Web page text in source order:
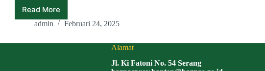
Read More
BAZNAS
Bantu
Anjir
admin Februari 24, 2025
Alamat
Jl. Ki Fatoni No. 54 Serang